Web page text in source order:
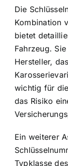
Die
Kombination
bietet
Fahrzeug.
Hersteller,
wichtig für
das Risiko
Ein weiterer
Typklasse